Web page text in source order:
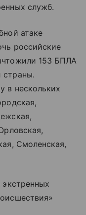
служб.
атаке
российские
153 БПЛА
страны.
в нескольких
Смоленская,